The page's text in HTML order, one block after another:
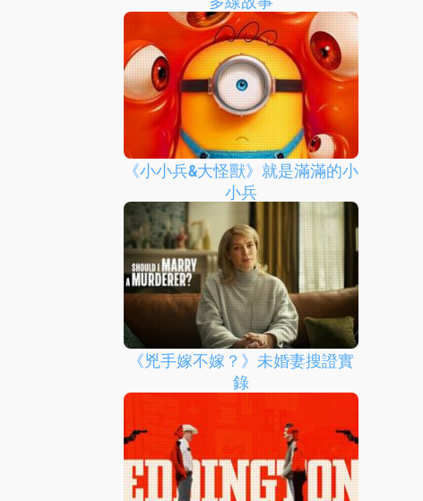
《小小兵&大怪獸》就是滿滿的小
小兵
《兇手嫁不嫁？》未婚妻搜證實
錄